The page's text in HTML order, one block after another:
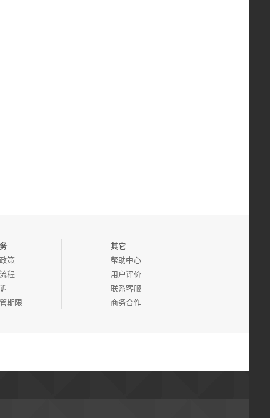
策
程
期限
其它
帮助中心
用户评价
联系客服
商务合作